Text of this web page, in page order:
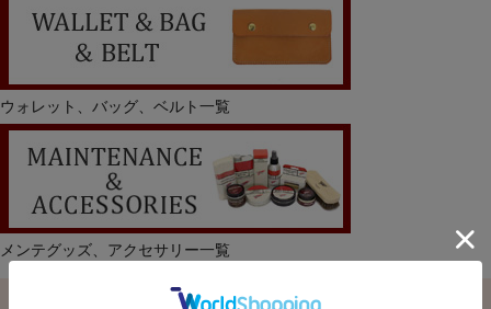
ウォレット、バッグ、ベルト一覧
メンテグッズ、アクセサリー一覧